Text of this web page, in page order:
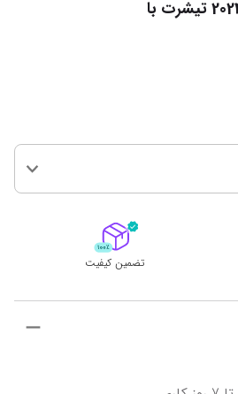
کیت سوم آرسنال 2024/25 تیشرت با
تضمین کیفیت